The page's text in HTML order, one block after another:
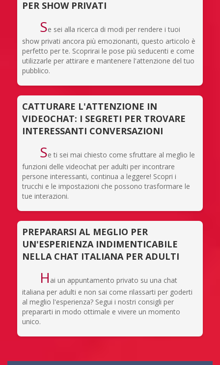
PER SHOW PRIVATI
Se sei alla ricerca di modi per rendere i tuoi
show privati ancora più emozionanti, questo articolo è
perfetto per te. Scoprirai le pose più seducenti e come
utilizzarle per attirare e mantenere l'attenzione del tuo
pubblico.
CATTURARE L'ATTENZIONE IN
VIDEOCHAT: I SEGRETI PER TROVARE
INTERESSANTI CONVERSAZIONI
Se ti sei mai chiesto come sfruttare al meglio le
funzioni delle videochat per adulti per incontrare
persone interessanti, continua a leggere! Scopri i
trucchi e le impostazioni che possono trasformare le
tue interazioni.
PREPARARSI AL MEGLIO PER
UN'ESPERIENZA INDIMENTICABILE
NELLA CHAT ITALIANA PER ADULTI
H ai un appuntamento privato su una chat
italiana per adulti e non sai come rilassarti per goderti
al meglio l'esperienza? Segui i nostri consigli per
prepararti in modo ottimale e vivere un momento
unico.